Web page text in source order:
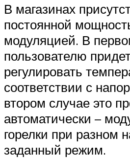
В магазинах
постоянной
модуляцией. В
пользователю
регулировать
соответствии с
втором случае это
автоматически –
горелки при разном
заданный режим.